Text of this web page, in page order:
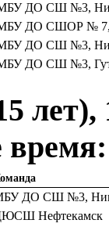
ДО СШ №3,
ДО СШОР № 7,
ДО СШ №3,
ДО СШ №3,
лет),
ДО СШ №3,
Нефтекамск